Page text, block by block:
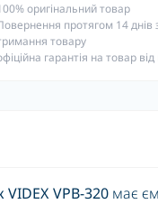
оригінальний товар
протягом 14 днів
товару
гарантія на товар
VPB-320має